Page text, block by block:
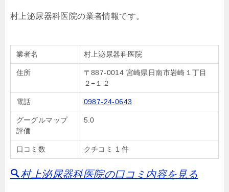
村上泌尿器科医院の業者情報です。
業者名 村上泌尿器科医院
住所
〒887-0014 宮崎県日南市岩崎１丁目
２−１２
電話 0987-24-0643
グーグルマップ
評価
5.0
口コミ数 クチコミ 1 件
村上泌尿器科医院の口コミ内容を見る